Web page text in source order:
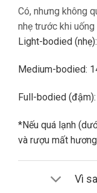
Có, nhưng không
nhẹ trước khi
Light-bodied
Medium-bodied:
Full-bodied
*Nếu quá lạnh
và rượu mất
Vì